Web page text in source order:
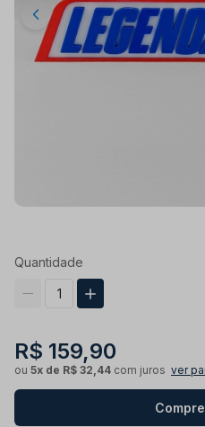
Quantidade
R$ 159,90
ou 5x de R$ 32,44 com juros ver